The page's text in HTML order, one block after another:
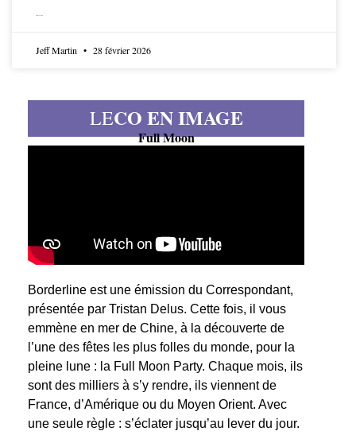
Jeff Martin 28 février 2026
LECO EN IMAGE
Full Moon
Borderline est une émission du Correspondant,
présentée par Tristan Delus. Cette fois, il vous
emmène en mer de Chine, à la découverte de
l’une des fêtes les plus folles du monde, pour la
pleine lune : la Full Moon Party. Chaque mois, ils
sont des milliers à s’y rendre, ils viennent de
France, d’Amérique ou du Moyen Orient. Avec
une seule règle : s’éclater jusqu’au lever du jour.